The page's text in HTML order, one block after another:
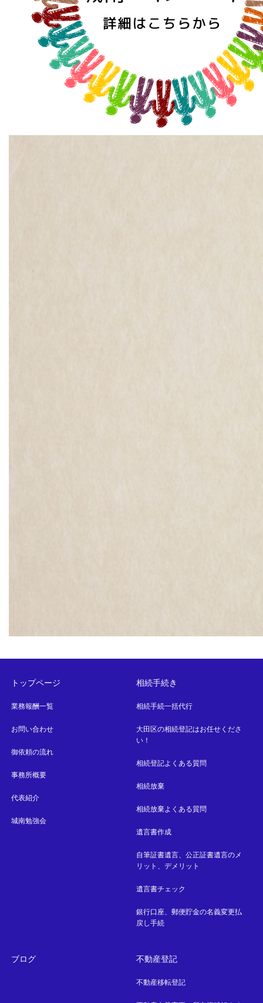
トップページ
業務報酬一覧
お問い合わせ
御依頼の流れ
事務所概要
代表紹介
城南勉強会
相続手続き
相続手続一括代行
大田区の相続登記はお任せくださ
い！
相続登記よくある質問
相続放棄
相続放棄よくある質問
遺言書作成
自筆証書遺言、公正証書遺言のメ
リット、デメリット
遺言書チェック
銀行口座、郵便貯金の名義変更払
戻し手続
ブログ 不動産登記
不動産移転登記